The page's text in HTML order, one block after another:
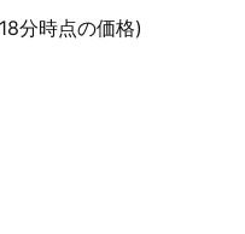
分時点の価格)